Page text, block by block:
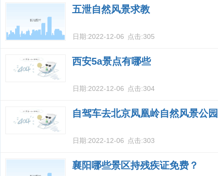
五泄自然风景求教
日期:2022-12-06 点击:305
西安5a景点有哪些
日期:2022-12-06 点击:304
自驾车去北京凤凰岭自然风景公
日期:2022-12-06 点击:303
襄阳哪些景区持残疾证免费？